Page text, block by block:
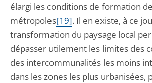
élargi les conditions de formation
métropoles[19]. Il en existe, à ce
transformation du paysage local
dépasser utilement les limites des
des intercommunalités les moins
dans les zones les plus urbanisées,